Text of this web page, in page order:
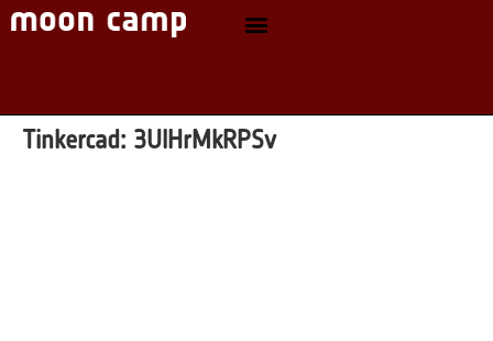
Tinkercad: 3UlHrMkRPSv